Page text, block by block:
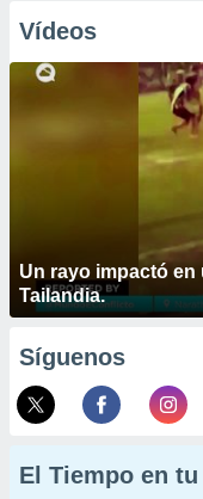
Vídeos
Un rayo impactó
Tailandia.
Síguenos
El Tiempo en tu